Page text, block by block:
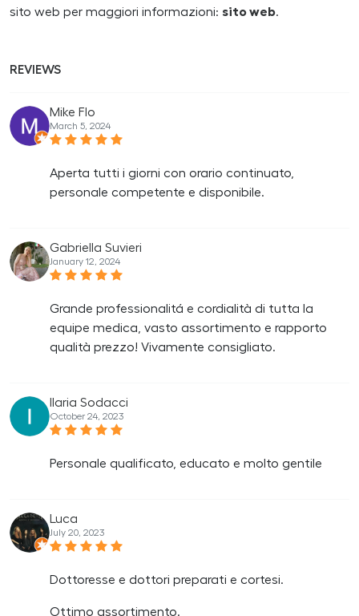
sito web per maggiori informazioni: sito web.
REVIEWS
Mike Flo
March 5, 2024
Aperta tutti i giorni con orario continuato,
personale competente e disponibile.
Gabriella Suvieri
January 12, 2024
Grande professionalitá e cordialità di tutta la
equipe medica, vasto assortimento e rapporto
qualità prezzo! Vivamente consigliato.
Ilaria Sodacci
October 24, 2023
Personale qualificato, educato e molto gentile
Luca
July 20, 2023
Dottoresse e dottori preparati e cortesi.
Ottimo assortimento.